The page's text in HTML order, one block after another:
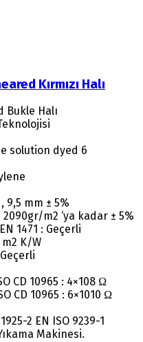
Kırmızı Halı
Bukle Halı
solution dyed 6
9,5 mm ± 5%
m2 ‘ya kadar ± 5%
1471 : Geçerli
m2 K/W
CD 10965 : 4×108 Ω
CD 10965 : 6×1010 Ω
2 EN ISO 9239-1
Makinesi.